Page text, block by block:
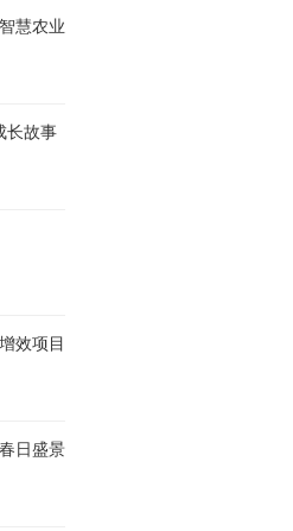
慧农业
长故事
效项目
日盛景